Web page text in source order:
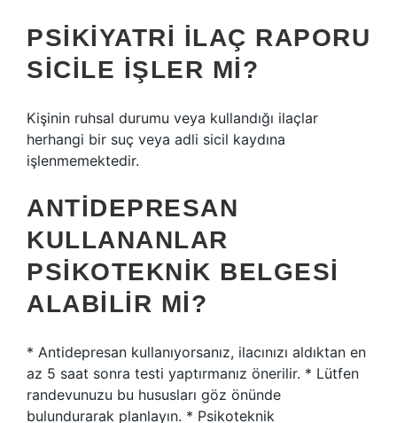
PSIKIYATRI ILAÇ RAPORU
SICILE IŞLER MI?
Kişinin ruhsal durumu veya kullandığı ilaçlar
herhangi bir suç veya adli sicil kaydına
işlenmemektedir.
ANTIDEPRESAN
KULLANANLAR
PSIKOTEKNIK BELGESI
ALABILIR MI?
* Antidepresan kullanıyorsanız, ilacınızı aldıktan en
az 5 saat sonra testi yaptırmanız önerilir. * Lütfen
randevunuzu bu hususları göz önünde
bulundurarak planlayın. * Psikoteknik